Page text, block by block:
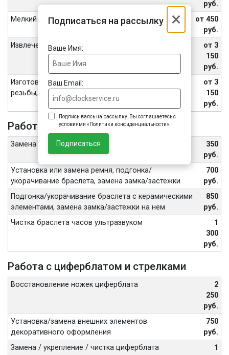
×
Подписаться на рассылку
Ваше Имя:
Ваш Email:
Подписываясь на рассылку, Вы соглашаетесь с
условиями «Политики конфиденциальности».
Подписаться
руб.
Мелкий ремонт
от 450
руб.
Извлечение обломанных винтов, шпилек
от 3
150
руб.
Изготовление винтов, футора, восстановление
резьбы, внутренних частей переводной головы
от 3
150
руб.
Работа с ремешком или браслетом
Замена шпильки или штифта браслета
350
руб.
Установка или замена ремня, подгонка/
укорачивание браслета, замена замка/застежки
700
руб.
Подгонка/укорачивание браслета с керамическими
элементами, замена замка/застежки на нем
850
руб.
Чистка браслета часов ультразвуком
1
300
руб.
Работа с циферблатом и стрелками
Восстановление ножек циферблата
2
250
руб.
Установка/замена внешних элементов
декоративного оформления
750
руб.
Замена / укрепление / чистка циферблата
1